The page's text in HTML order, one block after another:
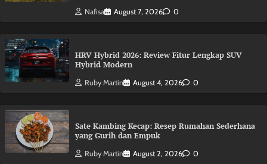
Nafisa August 7, 2026 0
HRV Hybrid 2026: Review Fitur Lengkap SUV
Hybrid Modern
Ruby Martin August 4, 2026 0
Sate Kambing Kecap: Resep Rumahan Sederhana
yang Gurih dan Empuk
Ruby Martin August 2, 2026 0